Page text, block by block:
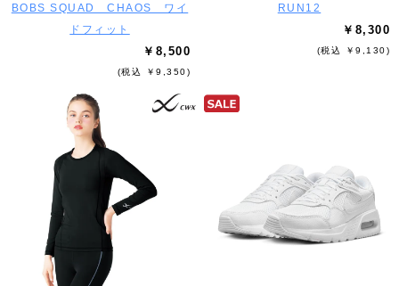
BOBS SQUAD CHAOS ワイ
ドフィット
￥8,500
(税込 ￥9,350)
RUN12
￥8,300
(税込 ￥9,130)